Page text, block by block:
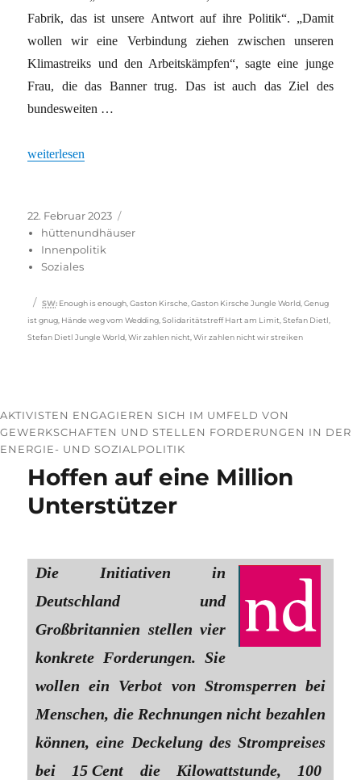
Fabrik, das ist unsere Antwort auf ihre Politik“. „Damit
wollen wir eine Verbindung ziehen zwischen unseren
Klimastreiks und den Arbeitskämpfen“, sagte eine junge
Frau, die das Banner trug. Das ist auch das Ziel des
bundesweiten …
„WIR ZAHLEN NICHT, WIR STREIKEN“
weiterlesen
Veröffentlicht
am
22. Februar 2023
hüttenundhäuser
Innenpolitik
Soziales
Schlagwörter
SW: Enough is enough ,Gaston Kirsche ,Gaston Kirsche Jungle World ,Genug
ist gnug Hände weg vom Wedding ,Solidaritätstreff Hart am Limit ,Stefan Dietl
Stefan Dietl Jungle World ,Wir zahlen nicht ,Wir zahlen nicht wir streiken
AKTIVISTEN ENGAGIEREN SICH IM UMFELD VON
GEWERKSCHAFTEN UND STELLEN FORDERUNGEN IN DER
ENERGIE- UND SOZIALPOLITIK
Hoffen auf eine Million
Unterstützer
Die Initiativen in
Deutschland und
Großbritannien stellen vier
konkrete Forderungen. Sie
wollen ein Verbot von Stromsperren bei
Menschen, die Rechnungen nicht bezahlen
können, eine Deckelung des Strompreises
bei 15 Cent die Kilowattstunde, 100